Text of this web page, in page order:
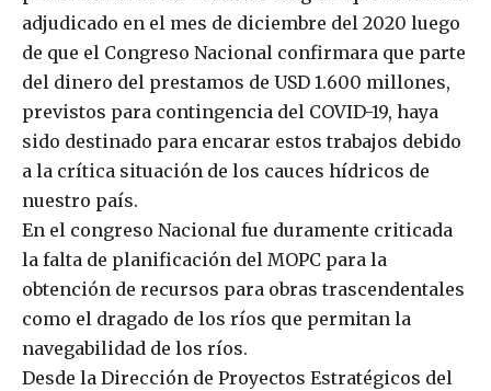
adjudicado en el mes de diciembre del 2020 luego
de que el Congreso Nacional confirmara que parte
del dinero del prestamos de USD 1.600 millones,
previstos para contingencia del COVID-19, haya
sido destinado para encarar estos trabajos debido
a la crítica situación de los cauces hídricos de
nuestro país.
En el congreso Nacional fue duramente criticada
la falta de planificación del MOPC para la
obtención de recursos para obras trascendentales
como el dragado de los ríos que permitan la
navegabilidad de los ríos.
Desde la Dirección de Proyectos Estratégicos del